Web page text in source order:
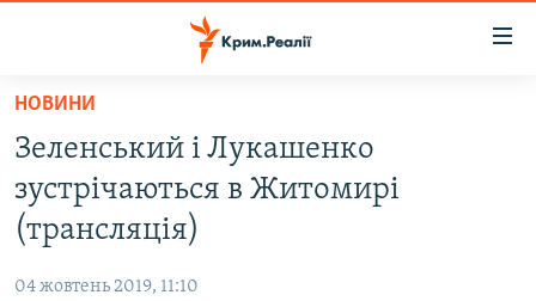
Перейти
основного
матеріалу
Перейти
до
основної
ВІДЕО ТА ФОТО
НОВИНИ
Зеленський і Лукашенко
зустрічаються в Житомирі
(трансляція)
04 жовтень 2019, 11:10